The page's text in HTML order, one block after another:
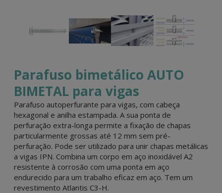
Parafuso bimetálico AUTO
BIMETAL para vigas
Parafuso autoperfurante para vigas, com cabeça
hexagonal e anilha estampada. A sua ponta de
perfuração extra-longa permite a fixação de chapas
particularmente grossas até 12 mm sem pré-
perfuração. Pode ser utilizado para unir chapas metálicas
a vigas IPN. Combina um corpo em aço inoxidável A2
resistente à corrosão com uma ponta em aço
endurecido para um trabalho eficaz em aço. Tem um
revestimento Atlantis C3-H.